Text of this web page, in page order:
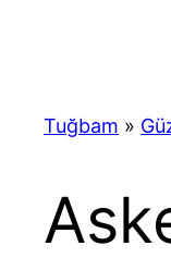
Tuğbam »